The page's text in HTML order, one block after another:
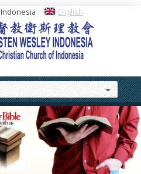
Indonesia English